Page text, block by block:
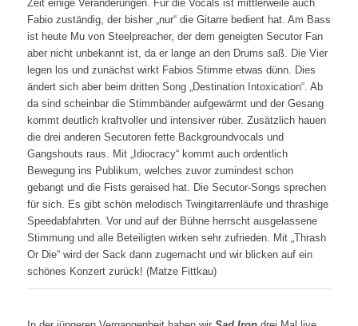
Zeit einige Veränderungen. Für die Vocals ist mittlerweile auch
Fabio zuständig, der bisher „nur“ die Gitarre bedient hat. Am Bass
ist heute Mu von Steelpreacher, der dem geneigten Secutor Fan
aber nicht unbekannt ist, da er lange an den Drums saß. Die Vier
legen los und zunächst wirkt Fabios Stimme etwas dünn. Dies
ändert sich aber beim dritten Song „Destination Intoxication“. Ab
da sind scheinbar die Stimmbänder aufgewärmt und der Gesang
kommt deutlich kraftvoller und intensiver rüber. Zusätzlich hauen
die drei anderen Secutoren fette Backgroundvocals und
Gangshouts raus. Mit „Idiocracy“ kommt auch ordentlich
Bewegung ins Publikum, welches zuvor zumindest schon
gebangt und die Fists geraised hat. Die Secutor-Songs sprechen
für sich. Es gibt schön melodisch Twingitarrenläufe und thrashige
Speedabfahrten. Vor und auf der Bühne herrscht ausgelassene
Stimmung und alle Beteiligten wirken sehr zufrieden. Mit „Thrash
Or Die“ wird der Sack dann zugemacht und wir blicken auf ein
schönes Konzert zurück! (Matze Fittkau)